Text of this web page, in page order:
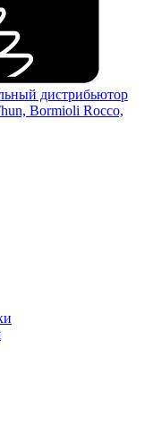
дистрибьютор
Bormioli Rocco,